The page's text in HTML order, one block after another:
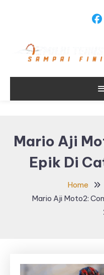
Maju
Mario Aji
Epik Di
Home
Mario Aji Moto2: